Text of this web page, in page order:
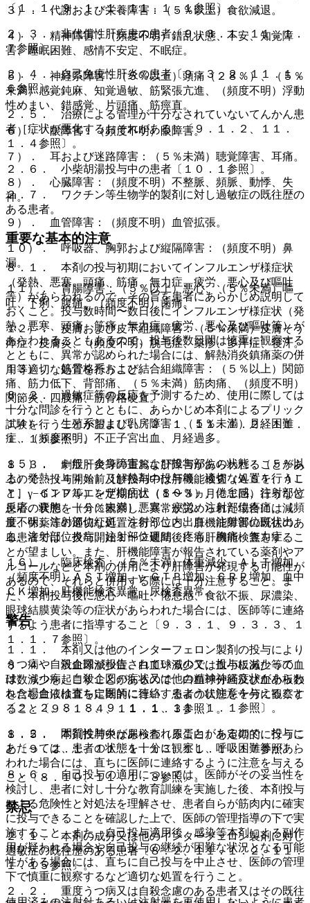
〔１．１、９．１．１、１１．１．１参照〕。
２．３． 非代償性肝疾患の患者〔９．３．１、１１．１．
７参照〕。
２．４． 自己免疫性肝炎の患者〔９．３．２、１１．１．
６参照〕。
２．５． 治療による管理が十分なされていないてんかん患
者［症状が悪化するおそれがある］〔９．１．２、１１．
１．４参照〕。
２．６． 小柴胡湯投与中の患者〔１０．１参照〕。
２．７． ワクチン等生物学的製剤に対し過敏症の既往歴の
ある患者。
重要な基本的注意
８．１． 本剤の投与初期においてインフルエンザ様症状
（発熱、悪寒、頭痛、筋痛、無力症、疲労、悪心及び嘔吐
等）があらわれるので、その旨を患者にあらかじめ説明して
おくこと。投与数時間〜数日後にインフルエンザ様症状（発
熱、悪寒、頭痛、筋痛、無力症、疲労、悪心及び嘔吐等）が
あらわれることもあるので、投与後数日間は慎重に観察する
とともに、異常が認められた場合には、解熱消炎鎮痛薬の併
用等適切な処置を行うこと。
８．２． 過敏症等の反応を予測するため、使用に際しては
十分な問診を行うとともに、あらかじめ本剤によるプリック
試験を行うことが望ましい〔２．１、１１．１．２、１１．
１．１５参照〕。
８．３． 劇症肝炎等の重篤な肝障害があらわれることがあ
るので、投与開始前及び投与中は肝機能検査（ＡＳＴ、ＡＬ
Ｔ、γ−ＧＴＰ等）を定期的に（１〜３ヵ月に１回）行うなど
患者の状態を十分に観察し、異常が認められた場合には減
量、休薬等の適切な処置を行うこと。肝機能障害の既往のあ
る患者では、投与開始１〜２週間後にも肝機能検査をするこ
とが望ましい。また、肝機能障害が報告されている薬剤やア
ルコールなどと本剤の併用により肝障害が発現する可能性が
あるので、それらと併用する際には十分注意すること。ま
た、本剤投与後に悪心・嘔吐、倦怠感、食欲不振、尿濃染、
眼球結膜黄染等の症状があらわれた場合には、医師等に連絡
するよう患者に指導すること〔９．３．１、９．３．３、１
１．１．７参照〕。
８．４． 汎血球減少症、白血球減少又は血小板減少等の血
球数減少を起こすことがあるので、白血球分画及び血小板数
を含む血液検査を定期的に行い、患者の状態を十分に観察す
ること〔９．１．４、１１．１．３参照〕。
８．５． 本剤投与中は尿検査（尿蛋白）を定期的に行うこ
と〔９．２．１、１１．１．１３、１１．１．１７参照〕。
８．６． 自己投与の適用については、医師がその妥当性を
検討し、患者に対し十分な教育訓練を実施した後、本剤投与
による危険性と対処法を理解させ、患者自らが筋肉内に確実
に投与できることを確認した上で、医師の管理指導の下で実
施すること。また、自己投与適用後、感染等本剤による副作
用が疑われる場合や自己投与の継続が困難な状況となる可能
性がある場合には、直ちに自己投与を中止させ、医師の管理
下で慎重に観察するなど適切な処置を行うこと。
３）． 代謝および栄養障害：（５％以上）食欲減退。
４）． 精神障害：（頻度不明）錯乱状態、不安、知覚障
害、睡眠困難、感情不安定、不眠症。
５）． 神経系障害：（５％以上）頭痛（２８％）、（５％
未満）感覚鈍麻、知覚過敏、筋緊張亢進、（頻度不明）浮動
性めまい、錯感覚、片頭痛、筋痙直。
６）． 眼障害：（頻度不明）眼障害。
７）． 耳および迷路障害：（５％未満）聴覚障害、耳痛。
８）． 心臓障害：（頻度不明）不整脈、頻脈、動悸、失
神。
９）． 血管障害：（頻度不明）血管拡張。
１０）． 呼吸器、胸郭および縦隔障害：（頻度不明）鼻
漏。
１１）． 胃腸障害：（５％以上）悪心、（５％未満）嘔
吐、下痢、腹痛、（頻度不明）歯痛。
１２）． 皮膚および皮下組織障害：（５％未満）皮膚そう
痒症、皮膚炎、（頻度不明）脱毛症、薬疹、多汗症、寝汗。
１３）． 筋骨格系および結合組織障害：（５％以上）関節
痛、筋力低下、背部痛、（５％未満）筋肉痛、（頻度不明）
関節炎、四肢痛、筋骨格硬直。
１４）． 生殖系および乳房障害：（５％未満）月経困難
症、（頻度不明）不正子宮出血、月経過多。
１５）． 一般・全身障害および投与部位の状態：（５％以
上）発熱（４４％）［解熱剤の投与等、適切な処置を行うこ
と］、インフルエンザ様症状（８０％）、倦怠感、注射部位
反応、嚢胞、（５％未満）悪寒、疲労、注射部位疼痛、（頻
度不明）注射部位紅斑、注射部位内出血、注射部位斑状出
血、注射部位炎症、注射部位硬結、疼痛、胸痛、無力症。
１６）． 臨床検査：（５％未満）体重減少、ＡＬＴ増加、
（頻度不明）ＡＳＴ増加、γ−ＧＴＰ増加、ＣＲＰ増加、血中
ＣＫ増加、肝機能検査異常、尿検査異常。
警告
１．１． 本剤又は他のインターフェロン製剤の投与により
うつ病や自殺企図が報告されているので、投与にあたって
は、うつ病、自殺企図の症状又は他の精神神経症状があらわ
れた場合には直ちに医師に連絡するように注意を与えること
〔２．２、８．８、９．１．１、１１．１．１参照〕。
１．２． 間質性肺炎があらわれることがあるので、投与に
あたっては、患者の状態を十分に観察し、呼吸困難等があら
われた場合には、直ちに医師に連絡するように注意を与える
こと〔８．１０、１１．１．８参照〕。
禁忌
２．１． 本剤の成分又は他のインターフェロン製剤に対し
過敏症の既往歴のある患者〔８．２、１１．１．２、１１．
１．１５参照〕。
２．２． 重度うつ病又は自殺念慮のある患者又はその既往